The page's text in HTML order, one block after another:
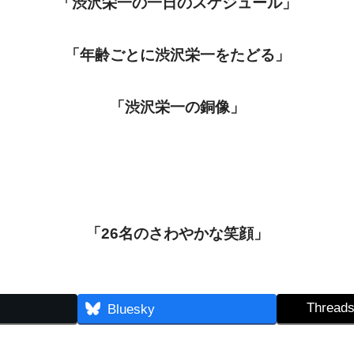
「年齢ごとに渋沢栄一をたどる」
「渋沢栄一の銅像」
「26名のさわやかな笑顔」
Bluesky Threads